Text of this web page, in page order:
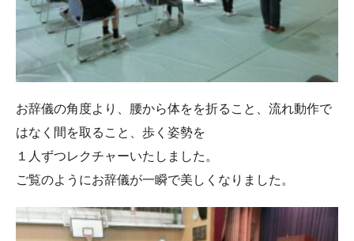
お辞儀の角度より、腰から体をを折ること、流れ動作で
はなく間を取ること、歩く姿勢を
１人ずつレクチャーいたしました。
ご覧のようにお辞儀が一瞬で美しくなりました。